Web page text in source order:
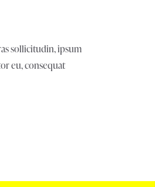
sollicitudin, ipsum
eu, consequat